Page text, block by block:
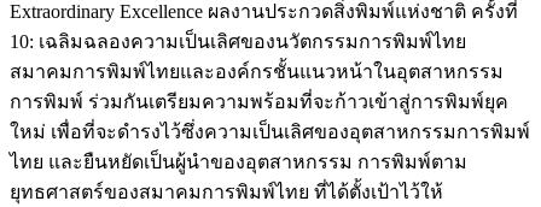
Extraordinary Excellence ผลงานประกวดสิ่งพิมพ์แห่งชาติ ครั้งที่
10: เฉลิมฉลองความเป็นเลิศของนวัตกรรมการพิมพ์ไทย
สมาคมการพิมพ์ไทยและองค์กรชั้นแนวหน้าในอุตสาหกรรม
การพิมพ์ ร่วมกันเตรียมความพร้อมที่จะก้าวเข้าสู่การพิมพ์ยุค
ใหม่ เพื่อที่จะดำรงไว้ซึ่งความเป็นเลิศของอุตสาหกรรมการพิมพ์
ไทย และยืนหยัดเป็นผู้นำของอุตสาหกรรม การพิมพ์ตาม
ยุทธศาสตร์ของสมาคมการพิมพ์ไทย ที่ได้ตั้งเป้าไว้ให้